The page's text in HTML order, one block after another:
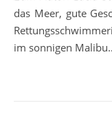
das Meer, gute
im sonnigen